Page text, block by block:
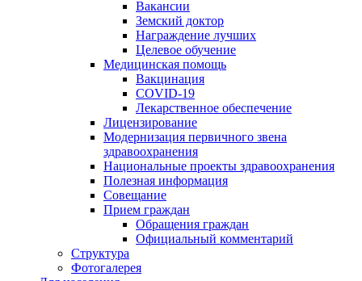
Вакансии
Земский доктор
Награждение лучших
Целевое обучение
Медицинская помощь
Вакцинация
COVID-19
Лекарственное обеспечение
Лицензирование
Модернизация первичного звена
здравоохранения
Национальные проекты здравоохранения
Полезная информация
Совещание
Прием граждан
Обращения граждан
Официальный комментарий
Структура
Фотогалерея